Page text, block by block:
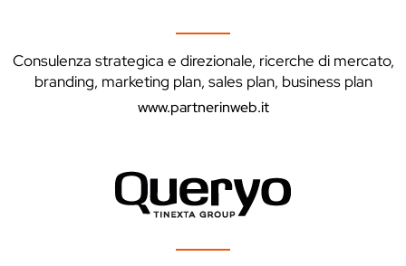
Consulenza strategica e direzionale, ricerche di mercato,
branding, marketing plan, sales plan, business plan
www.partnerinweb.it